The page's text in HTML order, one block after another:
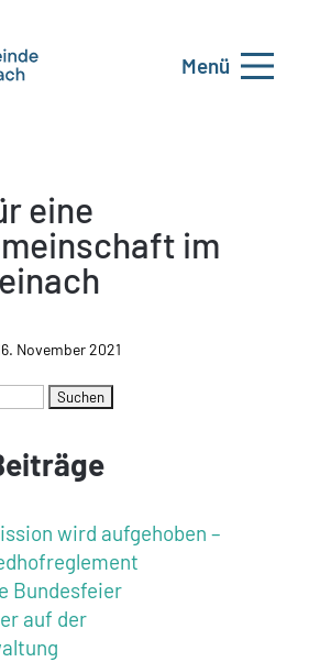
Menü
eine
im
November 2021
wird aufgehoben –
Bundesfeier
auf der